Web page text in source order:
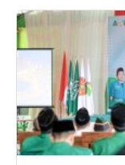
mendatang.